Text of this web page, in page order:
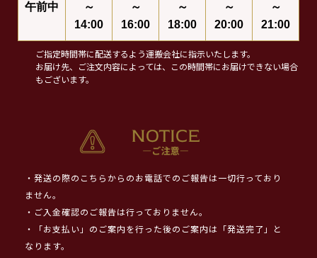
午前中
～
14:00
～
16:00
～
18:00
～
20:00
～
21:00
ご指定時間帯に配送するよう運搬会社に指示いたします。
お届け先、ご注文内容によっては、この時間帯にお届けできない場合
もございます。
・発送の際のこちらからのお電話でのご報告は一切行っており
ません。
・ご入金確認のご報告は行っておりません。
・「お支払い」のご案内を行った後のご案内は「発送完了」と
なります。